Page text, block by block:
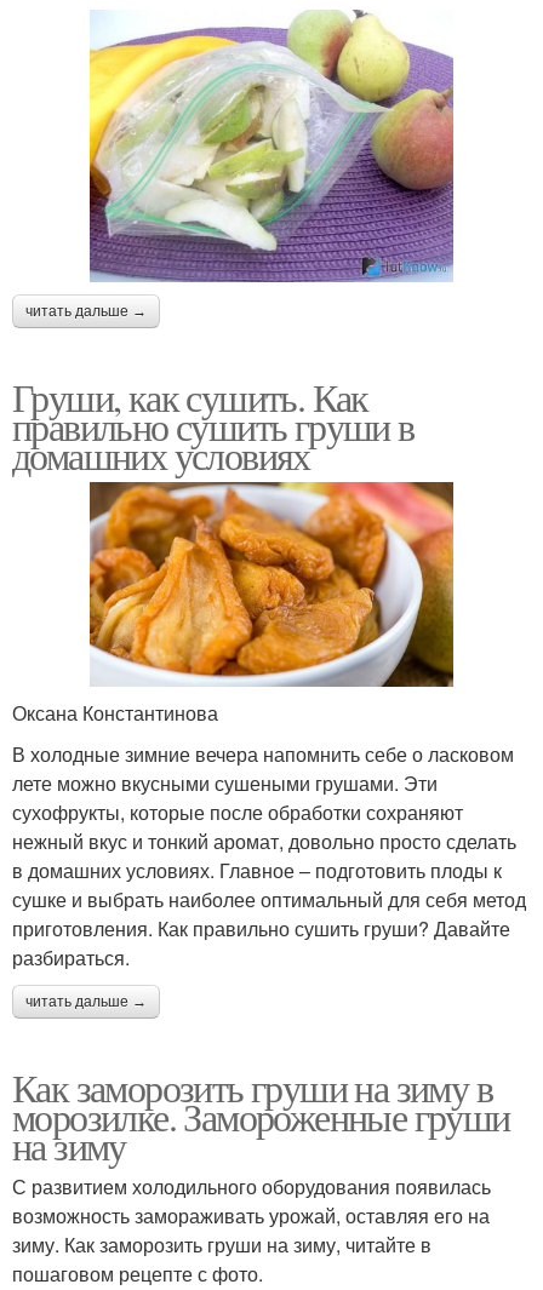
читать дальше →
Груши, как сушить. Как
правильно сушить груши в
домашних условиях
Оксана Константинова
В холодные зимние вечера напомнить себе о ласковом
лете можно вкусными сушеными грушами. Эти
сухофрукты, которые после обработки сохраняют
нежный вкус и тонкий аромат, довольно просто сделать
в домашних условиях. Главное – подготовить плоды к
сушке и выбрать наиболее оптимальный для себя метод
приготовления. Как правильно сушить груши? Давайте
разбираться.
читать дальше →
Как заморозить груши на зиму в
морозилке. Замороженные груши
на зиму
С развитием холодильного оборудования появилась
возможность замораживать урожай, оставляя его на
зиму. Как заморозить груши на зиму, читайте в
пошаговом рецепте с фото.